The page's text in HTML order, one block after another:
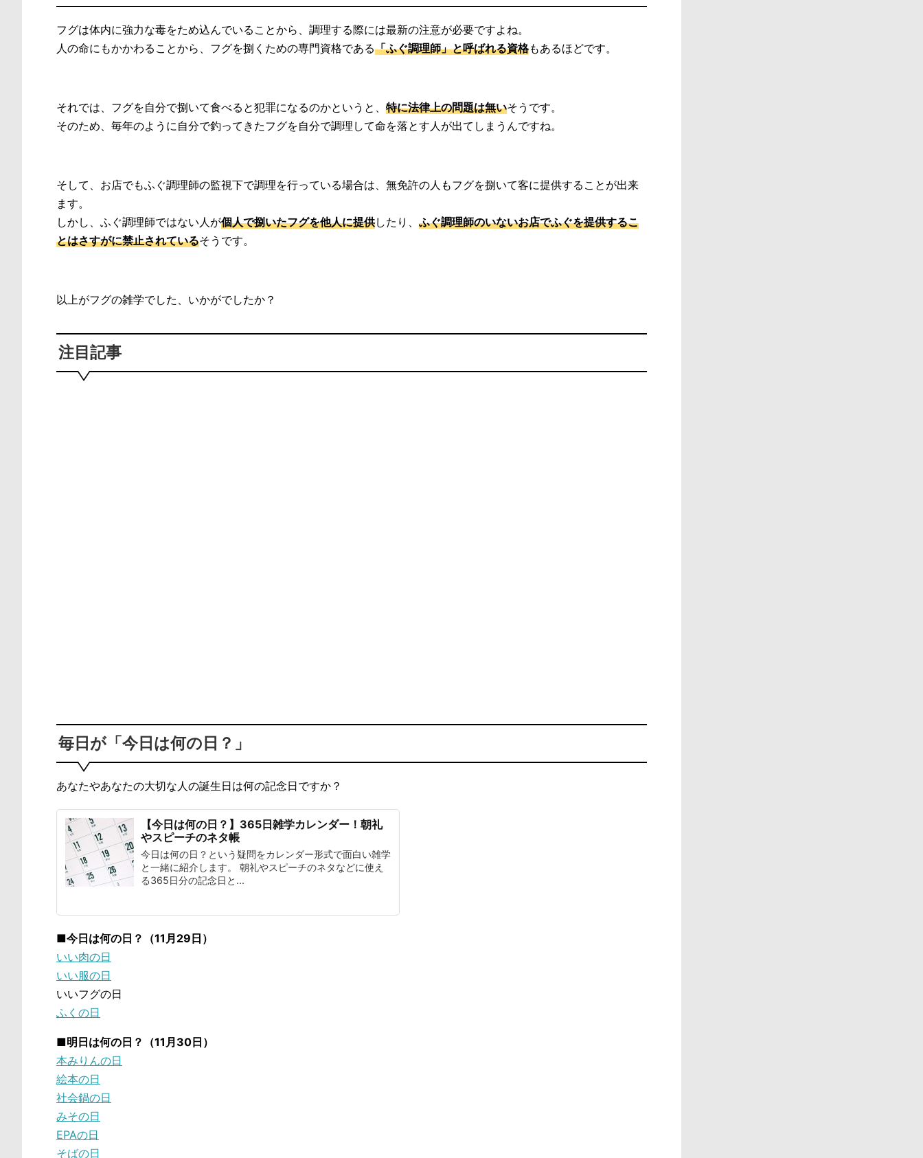
フグは体内に強力な毒をため込んでいることから、調理する際には最新の注意が必要ですよね。
人の命にもかかわることから、フグを捌くための専門資格である「ふぐ調理師」と呼ばれる資格もあるほどです。
それでは、フグを自分で捌いて食べると犯罪になるのかというと、 特に法律上の問題は無いそうです。
そのため、毎年のように自分で釣ってきたフグを自分で調理して命を落とす人が出てしまうんですね。
そして、お店でもふぐ調理師の監視下で調理を行っている場合は、無免許の人もフグを捌いて客に提供することが出来
ます。
しかし、ふぐ調理師ではない人が個人で捌いたフグを他人に提供したり、 ふぐ調理師のいないお店でふぐを提供するこ
とはさすがに禁止されているそうです。
以上がフグの雑学でした、いかがでしたか？
注目記事
毎日が「今日は何の日？」
あなたやあなたの大切な人の誕生日は何の記念日ですか？
【今日は何の日？】365日雑学カレンダー！朝礼
やスピーチのネタ帳
今日は何の日？という疑問をカレンダー形式で面白い雑学
と一緒に紹介します。 朝礼やスピーチのネタなどに使え
る365日分の記念日と...
■今日は何の日？（11月29日）
いい肉の日
いい服の日
いいフグの日
ふくの日
■明日は何の日？（11月30日）
本みりんの日
絵本の日
社会鍋の日
みその日
EPAの日
そばの日